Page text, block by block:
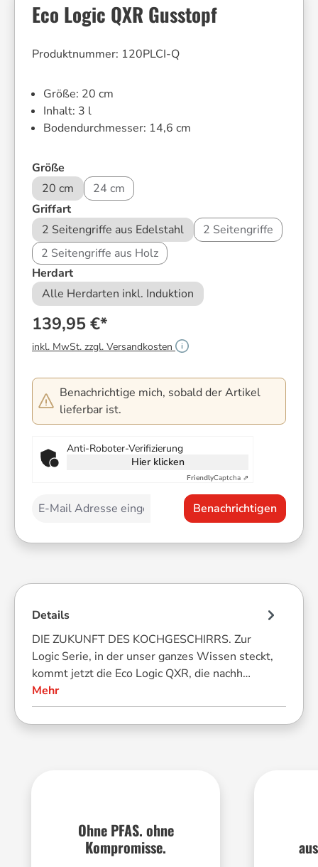
Eco Logic QXR Gusstopf
Produktnummer: 120PLCI-Q
Größe: 20 cm
Inhalt: 3 l
Bodendurchmesser: 14,6 cm
Größe
20 cm
24 cm
Griffartauswählen
2 Seitengriffe aus Edelstahl
2 Seitengriffe
2 Seitengriffe aus Holz
Herdartauswählen
Alle Herdarten inkl. Induktion
139,95 €*
inkl. MwSt. zzgl. Versandkosten
Benachrichtige mich, sobald der Artikel
lieferbar ist.
Anti-Roboter-Verifizierung
Hier klicken
FriendlyCaptcha ⇗
Benachrichtigen
Details
DIE ZUKUNFT DES KOCHGESCHIRRS. Zur
Logic Serie, in der unser ganzes Wissen steckt,
kommt jetzt die Eco Logic QXR, die nachh…
Mehr
Ohne PFAS. ohne
Kompromisse.